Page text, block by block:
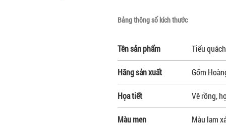
Bảng thông số kích thước
Tên sản phẩm Tiểu
Hãng sản xuất Gốm
Họa tiết Vẽ rồng,
Màu men Màu lam